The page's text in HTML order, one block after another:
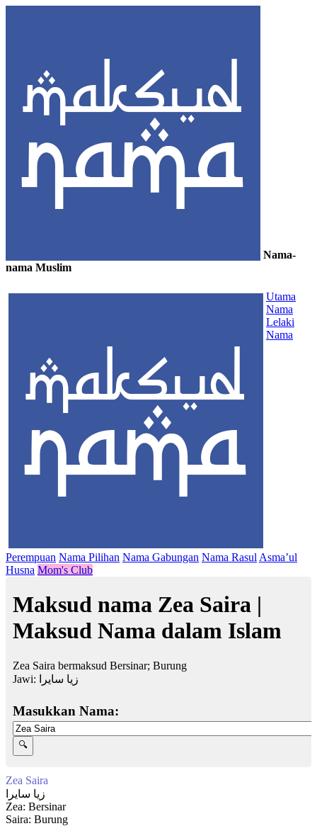
Nama-
nama Muslim
Utama
Nama
Lelaki
Nama
Perempuan Nama Pilihan Nama Gabungan Nama Rasul Asma’ul
Husna Mom's Club
Maksud nama Zea Saira |
Maksud Nama dalam Islam
Zea Saira bermaksud Bersinar; Burung
Jawi:
زيا سايرا
Masukkan Nama:
Zea Saira
زيا سايرا
Zea: Bersinar
Saira: Burung